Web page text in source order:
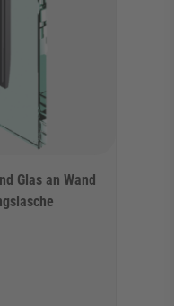
Glas an Wand